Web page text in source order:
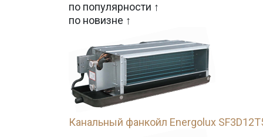
по популярности ↑
по новизне ↑
Канальный фанкойл Energolux